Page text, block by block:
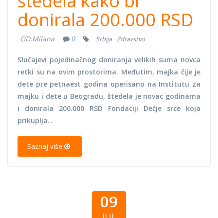
donirala 200.000 RSD
OD:Milana 0 Srbija Zdravstvo
Slučajevi pojedinačnog doniranja velikih suma novca
retki su na ovim prostorima. Međutim, majka čije je
dete pre petnaest godina operisano na Institutu za
majku i dete u Beogradu, štedela je novac godinama
i donirala 200.000 RSD Fondaciji Dečje srce koja
prikuplja...
Saznaj više
09